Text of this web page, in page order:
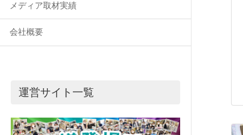
メディア取材実績
会社概要
運営サイト一覧